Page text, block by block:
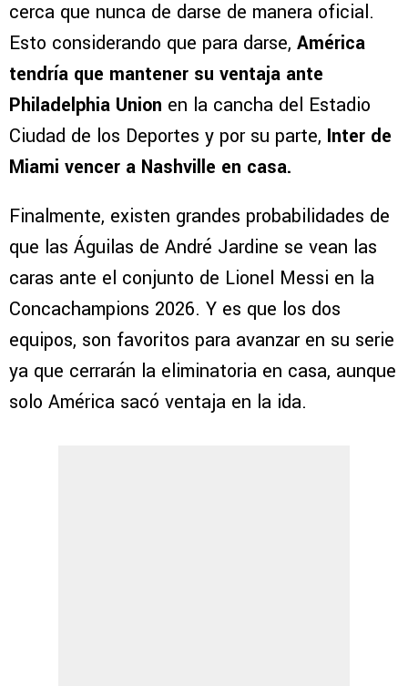
cerca que nunca de darse de manera oficial.
Esto considerando que para darse, América
tendría que mantener su ventaja ante
Philadelphia Union en la cancha del Estadio
Ciudad de los Deportes y por su parte, Inter de
Miami vencer a Nashville en casa.
Finalmente, existen grandes probabilidades de
que las Águilas de André Jardine se vean las
caras ante el conjunto de Lionel Messi en la
Concachampions 2026. Y es que los dos
equipos, son favoritos para avanzar en su serie
ya que cerrarán la eliminatoria en casa, aunque
solo América sacó ventaja en la ida.